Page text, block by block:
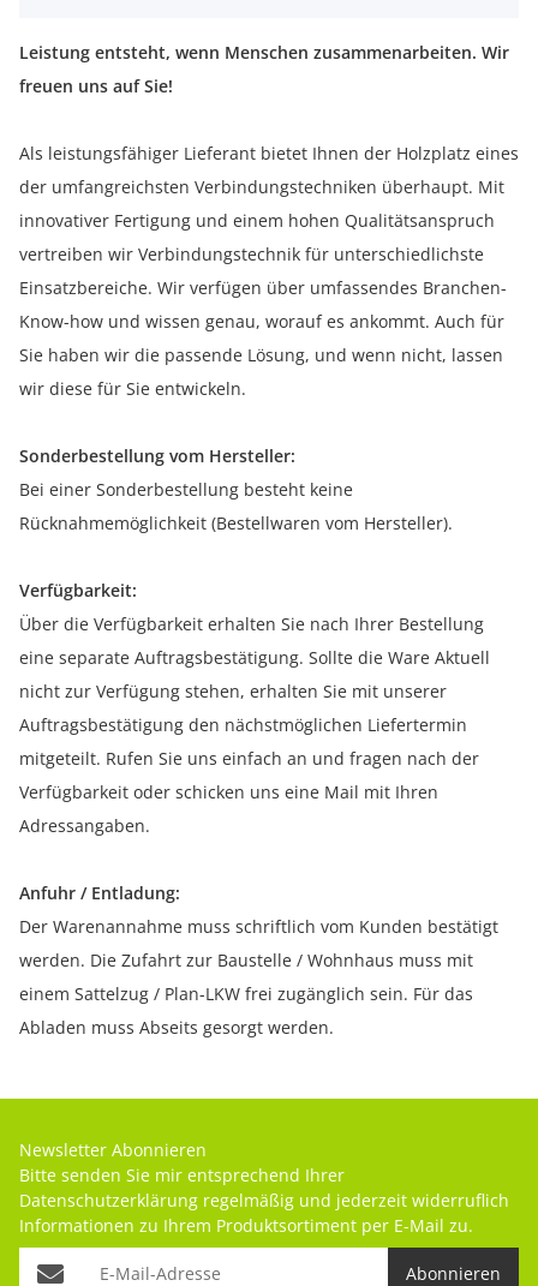
Leistung entsteht, wenn Menschen zusammenarbeiten. Wir
freuen uns auf Sie!
Als leistungsfähiger Lieferant bietet Ihnen der Holzplatz eines
der umfangreichsten Verbindungstechniken überhaupt. Mit
innovativer Fertigung und einem hohen Qualitätsanspruch
vertreiben wir Verbindungstechnik für unterschiedlichste
Einsatzbereiche. Wir verfügen über umfassendes Branchen-
Know-how und wissen genau, worauf es ankommt. Auch für
Sie haben wir die passende Lösung, und wenn nicht, lassen
wir diese für Sie entwickeln.
Sonderbestellung vom Hersteller:
Bei einer Sonderbestellung besteht keine
Rücknahmemöglichkeit (Bestellwaren vom Hersteller).
Verfügbarkeit:
Über die Verfügbarkeit erhalten Sie nach Ihrer Bestellung
eine separate Auftragsbestätigung. Sollte die Ware Aktuell
nicht zur Verfügung stehen, erhalten Sie mit unserer
Auftragsbestätigung den nächstmöglichen Liefertermin
mitgeteilt. Rufen Sie uns einfach an und fragen nach der
Verfügbarkeit oder schicken uns eine Mail mit Ihren
Adressangaben.
Anfuhr / Entladung:
Der Warenannahme muss schriftlich vom Kunden bestätigt
werden. Die Zufahrt zur Baustelle / Wohnhaus muss mit
einem Sattelzug / Plan-LKW frei zugänglich sein. Für das
Abladen muss Abseits gesorgt werden.
Newsletter Abonnieren
Bitte senden Sie mir entsprechend Ihrer
Datenschutzerklärung regelmäßig und jederzeit widerruflich
Informationen zu Ihrem Produktsortiment per E-Mail zu.
Abonnieren